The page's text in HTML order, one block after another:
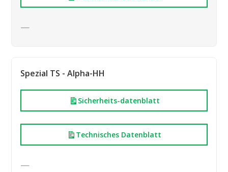
—
Spezial TS - Alpha-HH
Sicherheits-datenblatt
Technisches Datenblatt
—